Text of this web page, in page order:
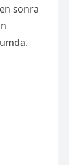
sonra